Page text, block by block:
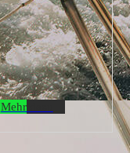
Mehr dazu